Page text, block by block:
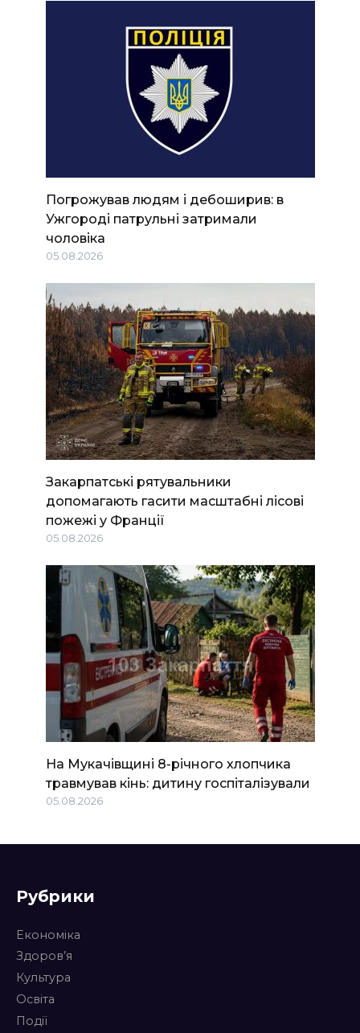
Погрожував людям і дебоширив: в
Ужгороді патрульні затримали
чоловіка
05.08.2026
Закарпатські рятувальники
допомагають гасити масштабні лісові
пожежі у Франції
05.08.2026
На Мукачівщині 8-річного хлопчика
травмував кінь: дитину госпіталізували
05.08.2026
Рубрики
Економіка
Здоров’я
Культура
Освіта
Події